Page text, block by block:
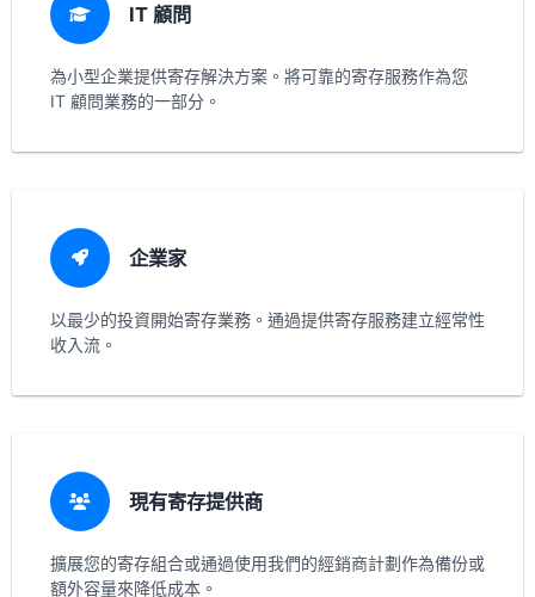
IT 顧問
為小型企業提供寄存解決方案。將可靠的寄存服務作為您
IT 顧問業務的一部分。
企業家
以最少的投資開始寄存業務。通過提供寄存服務建立經常性
收入流。
現有寄存提供商
擴展您的寄存組合或通過使用我們的經銷商計劃作為備份或
額外容量來降低成本。